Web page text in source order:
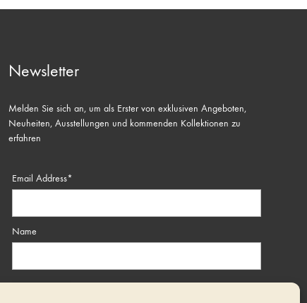
Newsletter
Melden Sie sich an, um als Erster von exklusiven Angeboten,
Neuheiten, Ausstellungen und kommenden Kollektionen zu
erfahren
Email Address*
Name